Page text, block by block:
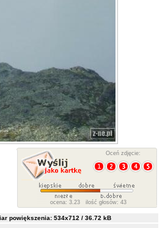
Oceń zdjęcie:
ocena: 3.23 ilość głosów: 43
powiększenia: 534x712 / 36.72 kB